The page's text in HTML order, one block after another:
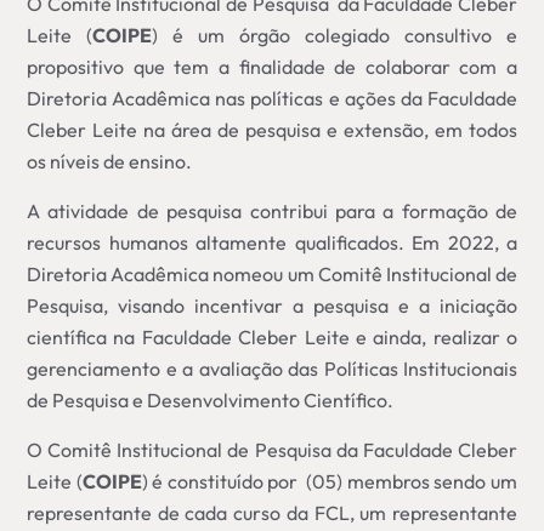
Leite (COIPE) é um órgão colegiado consultivo e
propositivo que tem a finalidade de colaborar com a
Diretoria Acadêmica nas políticas e ações da Faculdade
Cleber Leite na área de pesquisa e extensão, em todos
os níveis de ensino.
A atividade de pesquisa contribui para a formação de
recursos humanos altamente qualificados. Em 2022, a
Diretoria Acadêmica nomeou um Comitê Institucional de
Pesquisa, visando incentivar a pesquisa e a iniciação
científica na Faculdade Cleber Leite e ainda, realizar o
gerenciamento e a avaliação das Políticas Institucionais
de Pesquisa e Desenvolvimento Científico.
O Comitê Institucional de Pesquisa da Faculdade Cleber
Leite (COIPE) é constituído por (05) membros sendo um
representante de cada curso da FCL, um representante